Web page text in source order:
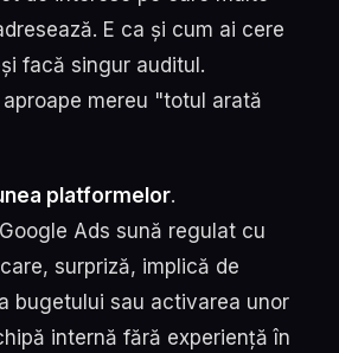
E ca și cum ai cere
facă singur auditul.
mereu "totul arată
platformelor.
Ads sună regulat cu
surpriză, implică de
bugetului sau activarea unor
internă fără experiență în